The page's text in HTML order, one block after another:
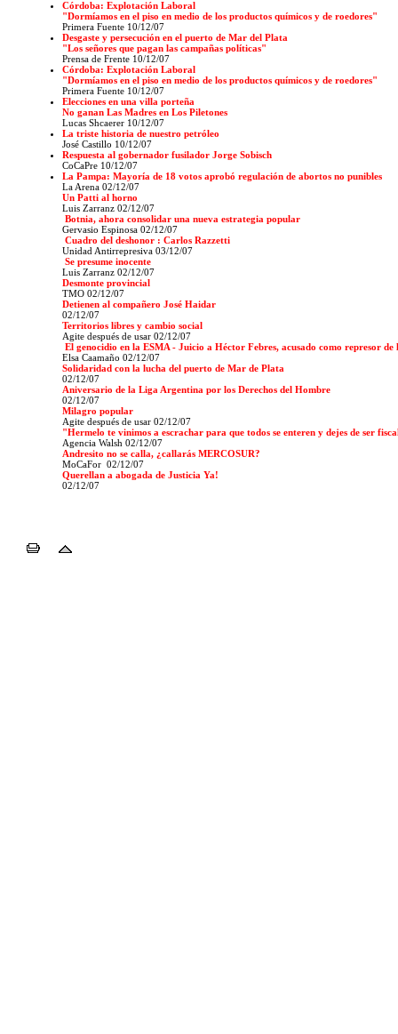
Córdoba: Explotación Laboral
"Dormíamos en el piso en medio de los productos químicos y de roedores"
Primera Fuente 10/12/07
Desgaste y persecución en el puerto de Mar del Plata
"Los señores que pagan las campañas políticas"
Prensa de Frente 10/12/07
Córdoba: Explotación Laboral
"Dormíamos en el piso en medio de los productos químicos y de roedores"
Primera Fuente 10/12/07
Elecciones en una villa porteña
No ganan Las Madres en Los Piletones
Lucas Shcaerer 10/12/07
La triste historia de nuestro petróleo
José Castillo 10/12/07
Respuesta al gobernador fusilador Jorge Sobisch
CoCaPre 10/12/07
La Pampa: Mayoría de 18 votos aprobó regulación de abortos no punibles
La Arena 02/12/07
Un Patti al horno
Luis Zarranz 02/12/07
Botnia, ahora consolidar una nueva estrategia popular
Gervasio Espinosa 02/12/07
Cuadro del deshonor : Carlos Razzetti
Unidad Antirrepresiva 03/12/07
Se presume inocente
Luis Zarranz 02/12/07
Desmonte provincial
TMO 02/12/07
Detienen al compañero José Haidar
02/12/07
Territorios libres y cambio social
Agite después de usar 02/12/07
El genocidio en la ESMA - Juicio a Héctor Febres, acusado como represor
Elsa Caamaño 02/12/07
Solidaridad con la lucha del puerto de Mar de Plata
02/12/07
Aniversario de la Liga Argentina por los Derechos del Hombre
02/12/07
Milagro popular
Agite después de usar 02/12/07
"Hermelo te vinimos a escrachar para que todos se enteren y dejes de ser
Agencia Walsh 02/12/07
Andresito no se calla, ¿callarás MERCOSUR?
MoCaFor 02/12/07
Querellan a abogada de Justicia Ya!
02/12/07